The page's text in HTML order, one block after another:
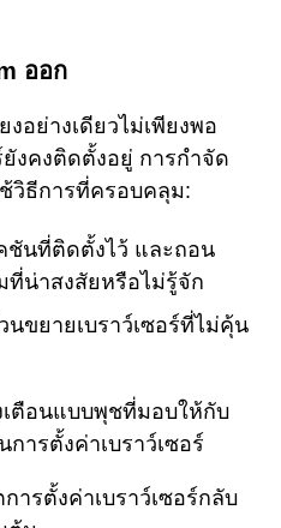
ออก
งอย่างเดียวไม่เพียงพอ
งคงติดตั้งอยู่ การกำจัด
วิธีการที่ครอบคลุม:
ชันที่ติดตั้งไว้ และถอน
ที่น่าสงสัยหรือไม่รู้จัก
ขยายเบราว์เซอร์ที่ไม่คุ้น
เตือนแบบพุชที่มอบให้กับ
การตั้งค่าเบราว์เซอร์
ารตั้งค่าเบราว์เซอร์กลับ